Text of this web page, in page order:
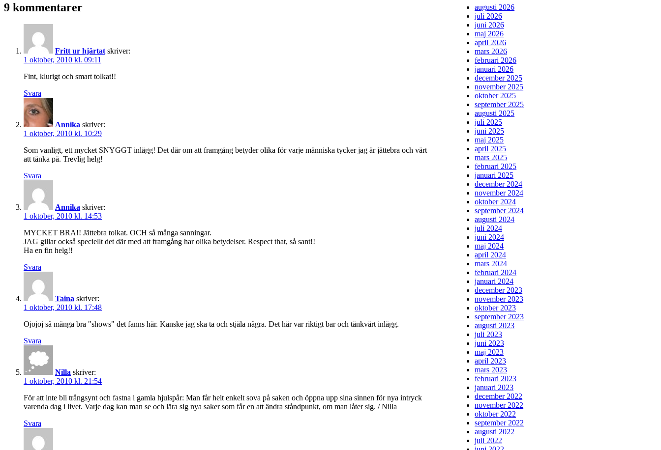
9 kommentarer
Fritt ur hjärtat skriver:
1 oktober, 2010 kl. 09:11
Fint, klurigt och smart tolkat!!
Svara
Annika skriver:
1 oktober, 2010 kl. 10:29
Som vanligt, ett mycket SNYGGT inlägg! Det där om att framgång betyder olika för varje människa tycker jag är jättebra och värt
att tänka på. Trevlig helg!
Svara
Annika skriver:
1 oktober, 2010 kl. 14:53
MYCKET BRA!! Jättebra tolkat. OCH så många sanningar.
JAG gillar också speciellt det där med att framgång har olika betydelser. Respect that, så sant!!
Ha en fin helg!!
Svara
Taina skriver:
1 oktober, 2010 kl. 17:48
Ojojoj så många bra "shows" det fanns här. Kanske jag ska ta och stjäla några. Det här var riktigt bar och tänkvärt inlägg.
Svara
Nilla skriver:
1 oktober, 2010 kl. 21:54
För att inte bli trångsynt och fastna i gamla hjulspår: Man får helt enkelt sova på saken och öppna upp sina sinnen för nya intryck
varenda dag i livet. Varje dag kan man se och lära sig nya saker som får en att ändra ståndpunkt, om man låter sig. / Nilla
Svara
augusti 2026
juli 2026
juni 2026
maj 2026
april 2026
mars 2026
februari 2026
januari 2026
december 2025
november 2025
oktober 2025
september 2025
augusti 2025
juli 2025
juni 2025
maj 2025
april 2025
mars 2025
februari 2025
januari 2025
december 2024
november 2024
oktober 2024
september 2024
augusti 2024
juli 2024
juni 2024
maj 2024
april 2024
mars 2024
februari 2024
januari 2024
december 2023
november 2023
oktober 2023
september 2023
augusti 2023
juli 2023
juni 2023
maj 2023
april 2023
mars 2023
februari 2023
januari 2023
december 2022
november 2022
oktober 2022
september 2022
augusti 2022
juli 2022